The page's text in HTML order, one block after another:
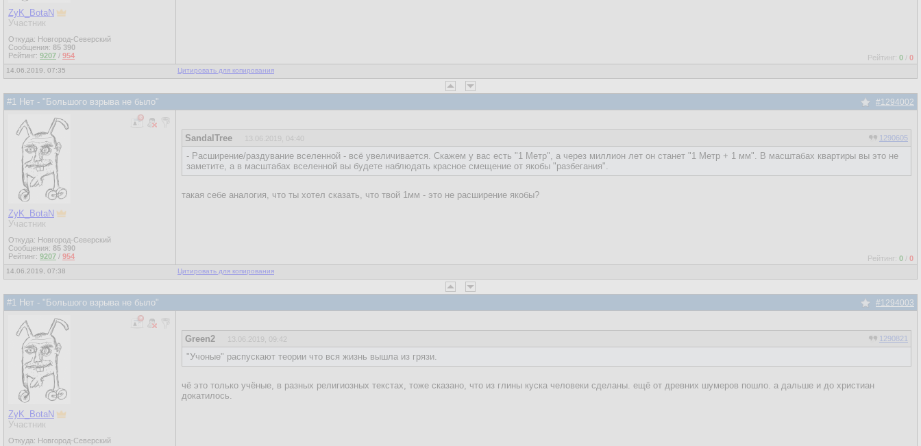
ZyK_BotaN
Участник
Откуда: Новгород-Северский
Сообщения: 85 390
Рейтинг: 9207 / 954 Рейтинг: 0 / 0
14.06.2019, 07:35 Цитировать для копирования
#1 Нет - "Большого взрыва не было" #1294002
ZyK_BotaN
Участник
Откуда: Новгород-Северский
Сообщения: 85 390
Рейтинг: 9207 / 954
SandalTree 13.06.2019, 04:40 1290605
- Расширение/раздувание вселенной - всё увеличивается. Скажем у вас есть "1 Метр", а через миллион лет он станет "1 Метр + 1 мм". В масштабах квартиры вы это не
заметите, а в масштабах вселенной вы будете наблюдать красное смещение от якобы "разбегания".
такая себе аналогия, что ты хотел сказать, что твой 1мм - это не расширение якобы?
Рейтинг: 0 / 0
14.06.2019, 07:38 Цитировать для копирования
#1 Нет - "Большого взрыва не было" #1294003
ZyK_BotaN
Участник
Откуда: Новгород-Северский
Green2 13.06.2019, 09:42 1290821
"Учоные" распускают теории что вся жизнь вышла из грязи.
чё это только учёные, в разных религиозных текстах, тоже сказано, что из глины куска человеки сделаны. ещё от древних шумеров пошло. а дальше и до христиан
докатилось.